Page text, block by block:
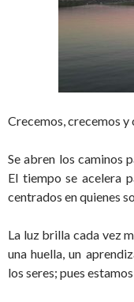
Crecemos, crecemos
Se abren los caminos
El tiempo se acelera
centrados en quienes
La luz brilla cada vez
una huella, un
los seres; pues